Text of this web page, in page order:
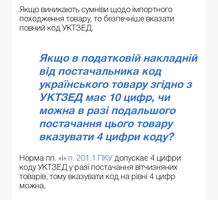
Якщо виникають сумніви щодо імпортного
походження товару, то безпечніше вказати
повний код УКТЗЕД.
Якщо в податковій накладній
від постачальника код
українського товару згідно з
УКТЗЕД має 10 цифр, чи
можна в разі подальшого
постачання цього товару
вказувати 4 цифри коду?
Норма пп. «і» п. 201.1 ПКУ допускає 4 цифри
коду УКТЗЕД у разі постачання вітчизняних
товарів, тому вказувати код на рівні 4 цифр
можна.